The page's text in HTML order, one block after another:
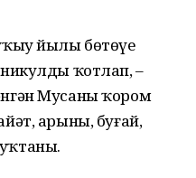
йылы бөтөүе
ҡотлап, –
Мусаны ҡором
арыны, буғай,